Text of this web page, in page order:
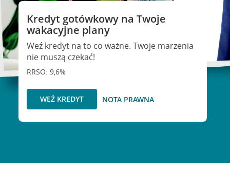
Kredyt gotówkowy na Twoje
wakacyjne plany
Weź kredyt na to co ważne. Twoje marzenia
nie muszą czekać!
RRSO: 9,6%
WEŹ KREDYT NOTA PRAWNA